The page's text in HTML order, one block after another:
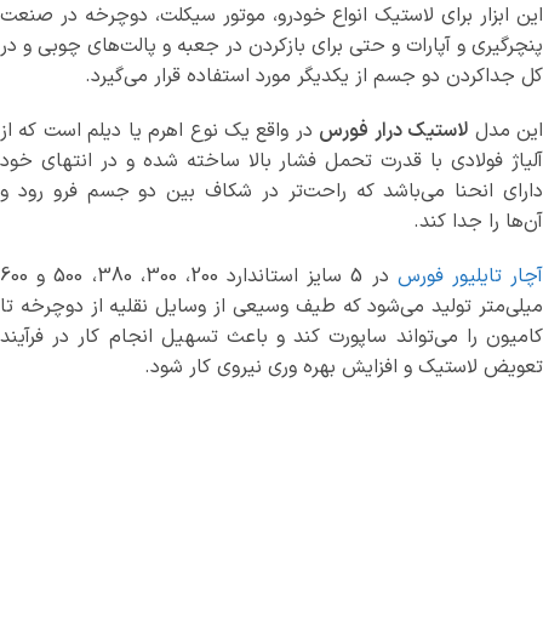
این ابزار برای لاستیک انواع خودرو، موتور سیکلت، دوچرخه در صنعت
پنچرگیری و آپارات و حتی برای بازکردن در جعبه و پالت‌های چوبی و در
کل جداکردن دو جسم از یکدیگر مورد استفاده قرار می‌گیرد.
این مدل لاستیک درار فورس در واقع یک نوع اهرم یا دیلم است که از
آلیاژ فولادی با قدرت تحمل فشار بالا ساخته شده و در انتهای خود
دارای انحنا می‌باشد که راحت‌تر در شکاف بین دو جسم فرو رود و
آن‌ها را جدا کند.
آچار تایلیور فورس
در 5 سایز استاندارد 200، 300، 380، 500 و 600
میلی‌متر تولید می‌شود که طیف وسیعی از وسایل نقلیه از دوچرخه تا
کامیون را می‌تواند ساپورت کند و باعث تسهیل انجام کار در فرآیند
تعویض لاستیک و افزایش بهره وری نیروی کار شود.